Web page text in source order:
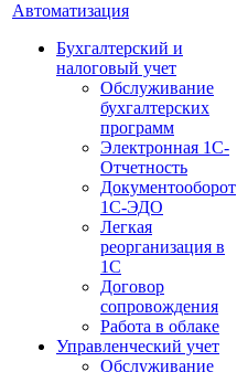
Автоматизация
Бухгалтерский и
налоговый учет
Обслуживание
бухгалтерских
программ
Электронная 1С-
Отчетность
Документооборот
1С-ЭДО
Легкая
реорганизация в
1С
Договор
сопровождения
Работа в облаке
Управленческий учет
Обслуживание